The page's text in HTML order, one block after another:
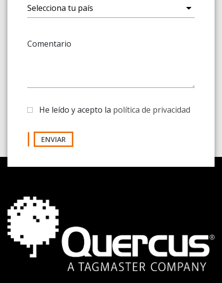
Comentario
He leído y acepto la política de privacidad
ENVIAR